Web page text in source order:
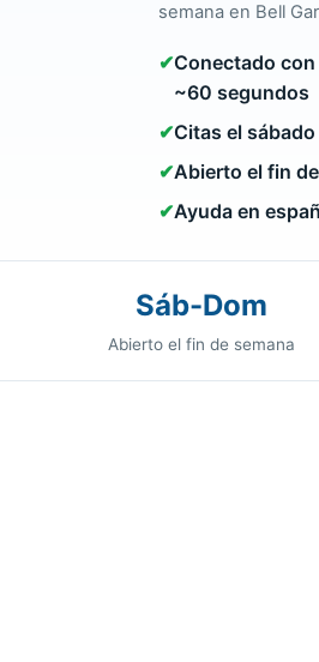
semana en Bell
✔Conectado con
~60 segundos
✔Citas el
✔Abierto el fin
✔Ayuda en
Sáb-Dom
Abierto el fin de semana